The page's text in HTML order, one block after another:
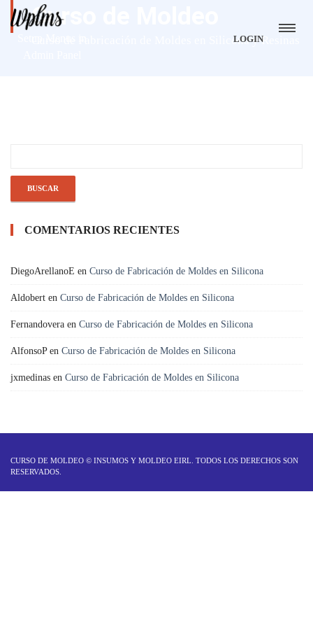
LOGIN
Curso de Moldeo
Curso de Fabricación de Moldes en Silicona y Resinas
COMENTARIOS RECIENTES
DiegoArellanoE en Curso de Fabricación de Moldes en Silicona
Aldobert en Curso de Fabricación de Moldes en Silicona
Fernandovera en Curso de Fabricación de Moldes en Silicona
AlfonsoPen Curso de Fabricación de Moldes en Silicona
jxmedinas en Curso de Fabricación de Moldes en Silicona
CURSO DE MOLDEO © INSUMOS Y MOLDEO EIRL . TODOS LOS DERECHOS SON
RESERVADOS.